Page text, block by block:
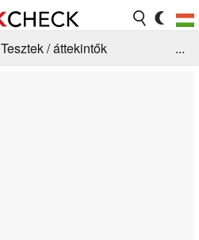
Tesztek / áttekintők
...